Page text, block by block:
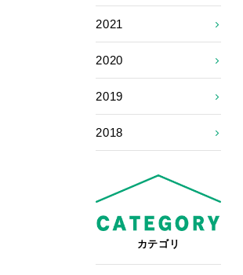
2021
2020
2019
2018
カテゴリ